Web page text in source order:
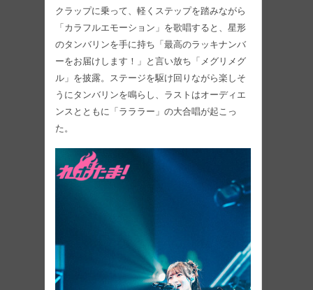
クラップに乗って、軽くステップを踏みながら
「カラフルエモーション」を歌唱すると、星形
のタンバリンを手に持ち「最高のラッキナンバ
ーをお届けします！」と言い放ち「メグリメグ
ル」を披露。ステージを駆け回りながら楽しそ
うにタンバリンを鳴らし、ラストはオーディエ
ンスとともに「ラララー」の大合唱が起こっ
た。